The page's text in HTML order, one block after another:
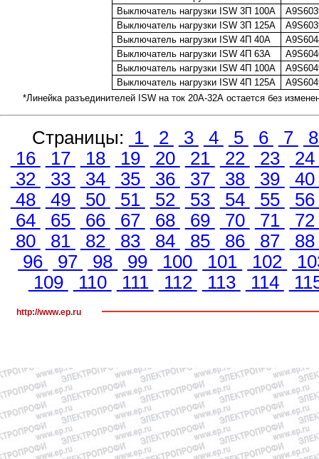
Выключатель нагрузки ISW 3П 100А
Выключатель нагрузки ISW 3П 125А
Выключатель нагрузки ISW 4П 40А
Выключатель нагрузки ISW 4П 63А
Выключатель нагрузки ISW 4П 100А
Выключатель нагрузки ISW 4П 125А
*Линейка разъединителей ISW на ток 20А-32А остается без
Страницы: 1 2 3 4 5 6 7
16
17 18 19 20 21 22 23
24
32
33 34 35 36 37 38 39
40
48
49 50 51 52 53 54 55
56
64
65 66 67 68 69 70 71
72
80
81 82 83 84 85 86 87
88
96
97 98 99 100 101 102
109
110 111 112 113 114
http://www.ep.ru